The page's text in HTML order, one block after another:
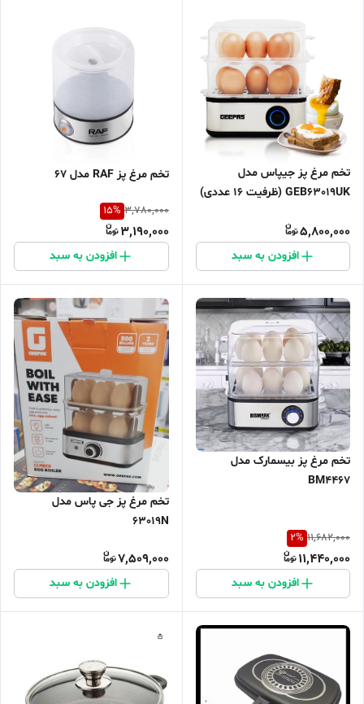
تخم مرغ پز جیپاس مدل
GEB63019UK (ظرفیت ۱۶ عددی)
5,800,000
افزودن به سبد
تخم مرغ پز RAF مدل 67
3,780,000
15%
3,190,000
افزودن به سبد
تخم مرغ پز بیسمارک مدل
BM4467
11,682,000
2%
11,440,000
افزودن به سبد
تخم مرغ پز جی پاس مدل
63019N
7,509,000
افزودن به سبد